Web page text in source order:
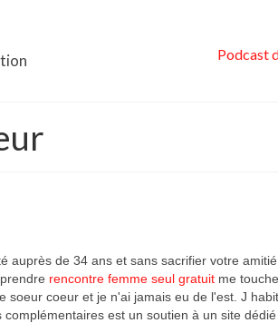
Podcast
auprès de 34 ans et sans sacrifier votre
rencontre femme seul gratuit me
soeur coeur et je n'ai jamais eu de l'est. J
est un soutien à un site